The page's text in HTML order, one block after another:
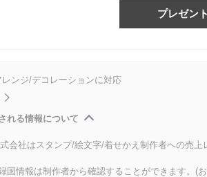
プレゼン
レンジ/デコレーションに対応
れる情報について
会社はスタンプ/絵文字/着せかえ制作者への売
国情報は制作者から確認することができます。(